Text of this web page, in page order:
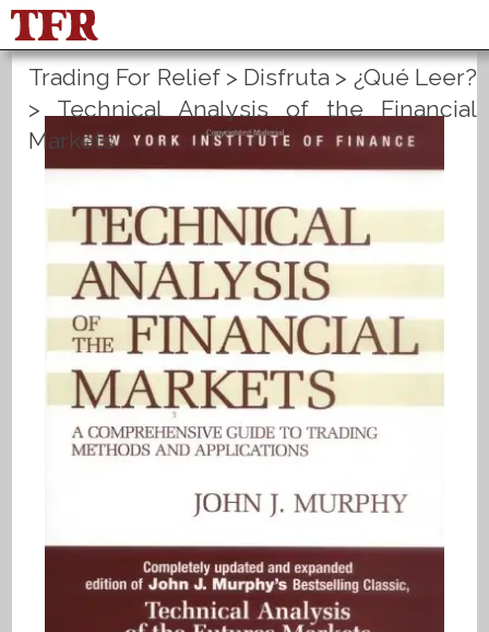
FisuOne® Equilibrio
Estadística del método PLANES B
Trading For Relief> Disfruta > ¿Qué Leer?
>Technical Analysis of the Financial
Markets